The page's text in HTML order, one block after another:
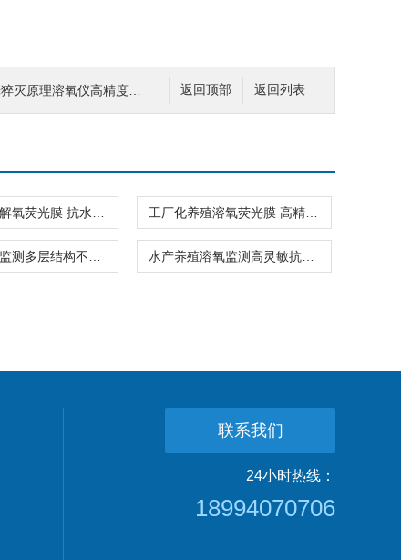
返回列表
返回顶部
原理溶氧仪高精度测量DO
联系我们
24小时热线：
18994070706